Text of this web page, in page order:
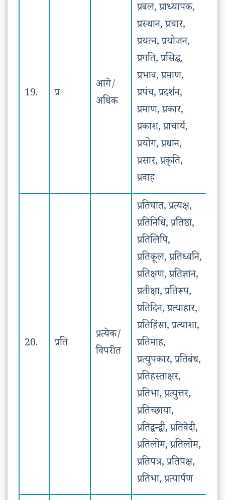
19. प्र
आगे/
अधिक
प्रबल, प्राध्यापक,
प्रस्थान, प्रचार,
प्रयत्न, प्रयोजन,
प्रगति, प्रसिद्ध,
प्रभाव, प्रमाण,
प्रपंच, प्रदर्शन,
प्रमाण, प्रकार,
प्रकाश, प्राचार्य,
प्रयोग, प्रधान,
प्रसार, प्रकृति,
प्रवाह
20. प्रति
प्रत्येक/
विपरीत
प्रतिघात, प्रत्यक्ष,
प्रतिनिधि, प्रतिष्ठा,
प्रतिलिपि,
प्रतिकूल, प्रतिध्वनि,
प्रतिक्षण, प्रतिज्ञान,
प्रतीक्षा, प्रतिरूप,
प्रतिदिन, प्रत्याहार,
प्रतिहिंसा, प्रत्याशा,
प्रतिमाह,
प्रत्युपकार, प्रतिबंध,
प्रतिहस्ताक्षर,
प्रतिभा, प्रत्युत्तर,
प्रतिच्छाया,
प्रतिद्वन्द्वी, प्रतिवेदी,
प्रतिलोम, प्रतिलोम,
प्रतिपत्र, प्रतिपक्ष,
प्रतिभा, प्रत्यार्पण